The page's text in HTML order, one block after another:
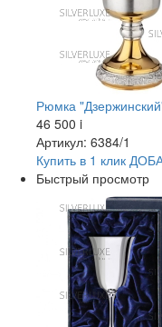
Рюмка
46 500 i
Артикул: 6384/1
Купить в 1 клик
Быстрый просмотр